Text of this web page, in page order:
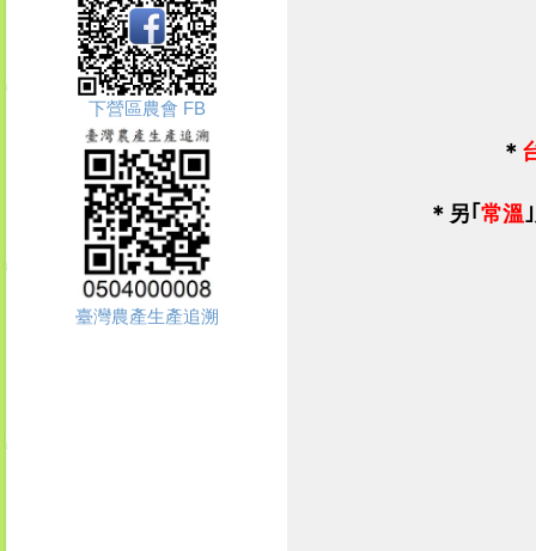
下營區農會 FB
臺灣農產生產追溯
＊
＊ 另｢ 常溫